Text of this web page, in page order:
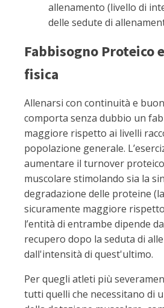
allenamento (livello di
delle sedute di
Fabbisogno Proteico
fisica
Allenarsi con continuità e
comporta senza dubbio un
maggiore rispetto ai livelli
popolazione generale.
aumentare il turnover
muscolare stimolando sia la
degradazione delle proteine
sicuramente maggiore
l’entità di entrambe dipende
recupero dopo la seduta di
dall'intensità di quest'ultimo.
Per quegli atleti più
tutti quelli che necessitano di